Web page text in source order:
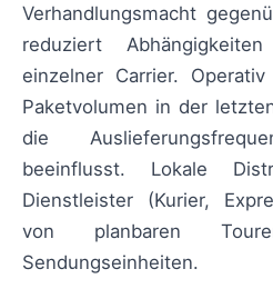
Verhandlungsmacht
reduziert
einzelner Carrier.
Paketvolumen in der
die
beeinflusst. Lokale
Dienstleister (Kurier,
von planbaren
Sendungseinheiten.